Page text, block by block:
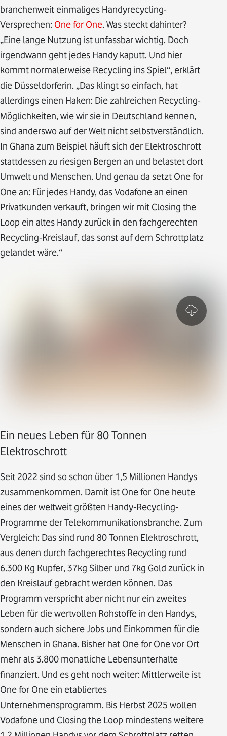
branchenweit einmaliges Handyrecycling-
Versprechen: One for One. Was steckt dahinter?
„Eine lange Nutzung ist unfassbar wichtig. Doch
irgendwann geht jedes Handy kaputt. Und hier
kommt normalerweise Recycling ins Spiel“, erklärt
die Düsseldorferin. „Das klingt so einfach, hat
allerdings einen Haken: Die zahlreichen Recycling-
Möglichkeiten, wie wir sie in Deutschland kennen,
sind anderswo auf der Welt nicht selbstverständlich.
In Ghana zum Beispiel häuft sich der Elektroschrott
stattdessen zu riesigen Bergen an und belastet dort
Umwelt und Menschen. Und genau da setzt One for
One an: Für jedes Handy, das Vodafone an einen
Privatkunden verkauft, bringen wir mit Closing the
Loop ein altes Handy zurück in den fachgerechten
Recycling-Kreislauf, das sonst auf dem Schrottplatz
gelandet wäre.“
Ein neues Leben für 80 Tonnen
Elektroschrott
Seit 2022 sind so schon über 1,5 Millionen Handys
zusammenkommen. Damit ist One for One heute
eines der weltweit größten Handy-Recycling-
Programme der Telekommunikationsbranche. Zum
Vergleich: Das sind rund 80 Tonnen Elektroschrott,
aus denen durch fachgerechtes Recycling rund
6.300 Kg Kupfer, 37kg Silber und 7kg Gold zurück in
den Kreislauf gebracht werden können. Das
Programm verspricht aber nicht nur ein zweites
Leben für die wertvollen Rohstoffe in den Handys,
sondern auch sichere Jobs und Einkommen für die
Menschen in Ghana. Bisher hat One for One vor Ort
mehr als 3.800 monatliche Lebensunterhalte
finanziert. Und es geht noch weiter: Mittlerweile ist
One for One ein etabliertes
Unternehmensprogramm. Bis Herbst 2025 wollen
Vodafone und Closing the Loop mindestens weitere